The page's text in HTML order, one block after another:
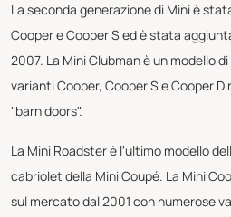
La seconda generazione di Mini è
Cooper e Cooper S ed è stata
2007. La Mini Clubman è un modello
varianti Cooper, Cooper S e Cooper
"barn doors".
La Mini Roadster è l'ultimo modello
cabriolet della Mini Coupé. La Mini
sul mercato dal 2001 con numerose